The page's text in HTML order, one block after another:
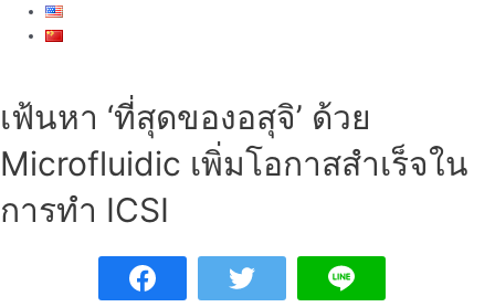
เฟ้นหา ‘ที่สุดของอสุจิ’ ด้วย
Microfluidic เพิ่มโอกาสสำเร็จใน
การทำ ICSI